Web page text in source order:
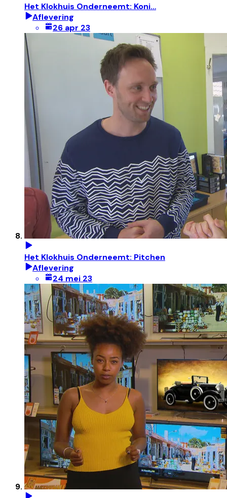
Het Klokhuis Onderneemt: Koni…
Aflevering
26 apr 23
Het Klokhuis Onderneemt: Pitchen
Aflevering
24 mei 23